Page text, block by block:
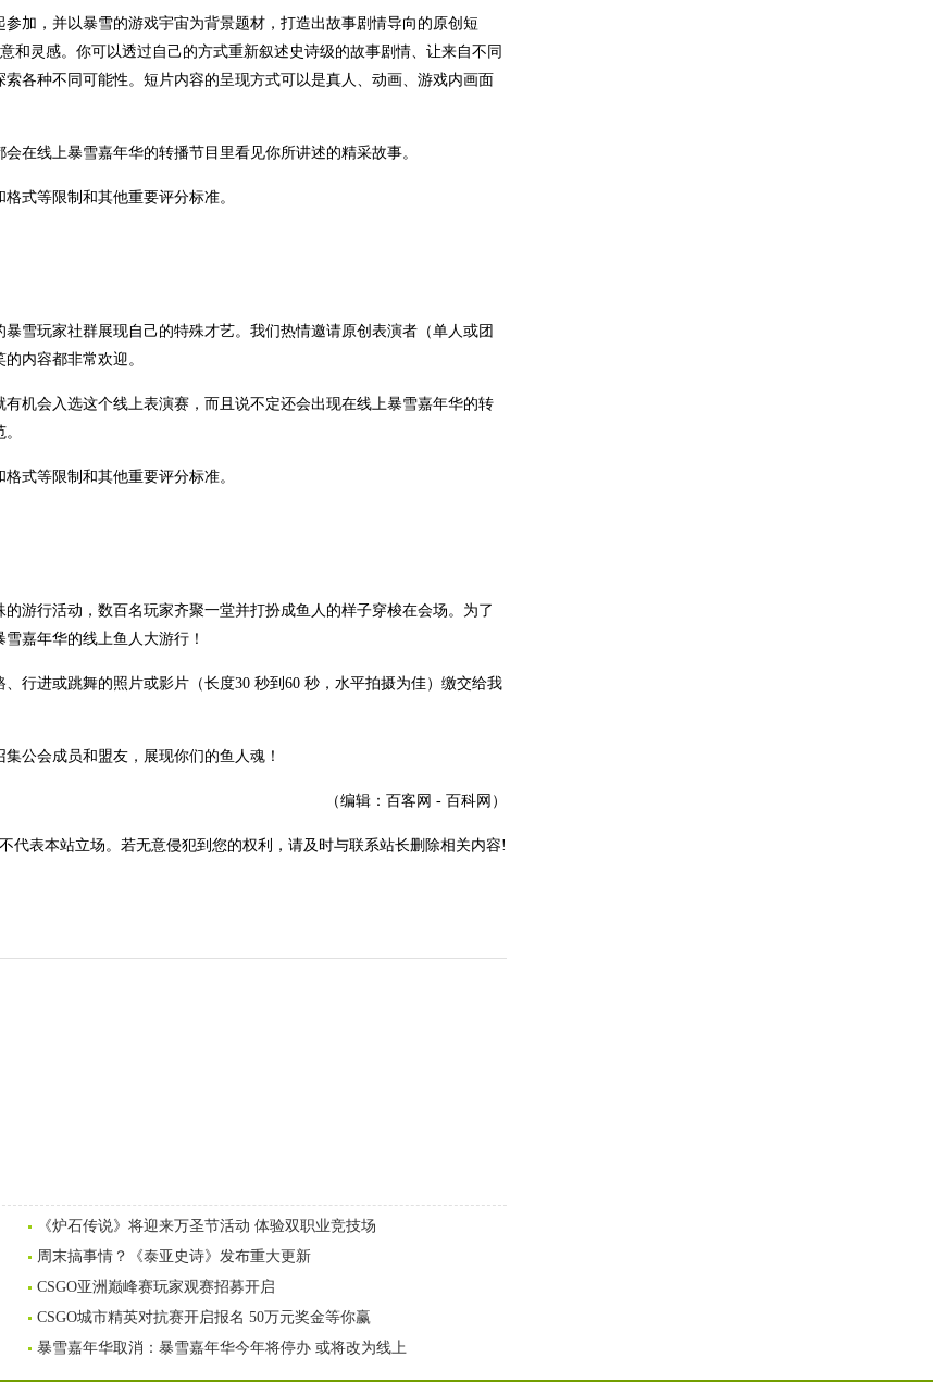
加，并以暴雪的游戏宇宙为背景题材，打造出故事剧情导向的原创短
和灵感。你可以透过自己的方式重新叙述史诗级的故事剧情、让来自不同
各种不同可能性。短片内容的呈现方式可以是真人、动画、游戏内画面
在线上暴雪嘉年华的转播节目里看见你所讲述的精采故事。
式等限制和其他重要评分标准。
雪玩家社群展现自己的特殊才艺。我们热情邀请原创表演者（单人或团
内容都非常欢迎。
机会入选这个线上表演赛，而且说不定还会出现在线上暴雪嘉年华的转
式等限制和其他重要评分标准。
游行活动，数百名玩家齐聚一堂并打扮成鱼人的样子穿梭在会场。为了
嘉年华的线上鱼人大游行！
行进或跳舞的照片或影片（长度30 秒到60 秒，水平拍摄为佳）缴交给我
公会成员和盟友，展现你们的鱼人魂！
（编辑：百客网 - 百科网）
代表本站立场。若无意侵犯到您的权利，请及时与联系站长删除相关内容!
《炉石传说》将迎来万圣节活动 体验双职业竞技场
周末搞事情？《泰亚史诗》发布重大更新
CSGO亚洲巅峰赛玩家观赛招募开启
CSGO城市精英对抗赛开启报名 50万元奖金等你赢
暴雪嘉年华取消：暴雪嘉年华今年将停办 或将改为线上